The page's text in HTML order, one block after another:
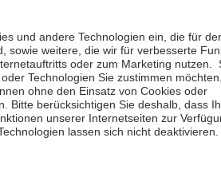
Erreichbarkeit
Montag:
08:30-16:00
Dienstag:
08:30-16:00